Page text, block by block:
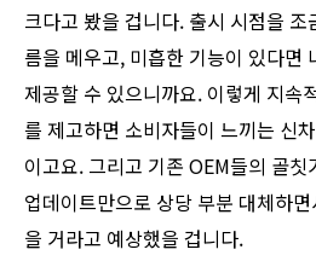
크다고 봤을 겁니다. 출시 시점을
름을 메우고, 미흡한 기능이 있다면
제공할 수 있으니까요. 이렇게 지속
를 제고하면 소비자들이 느끼는 신
이고요. 그리고 기존 OEM들의 골
업데이트만으로 상당 부분 대체하
을 거라고 예상했을 겁니다.